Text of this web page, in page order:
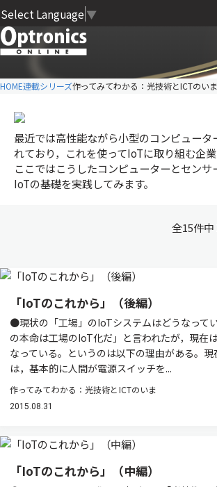
Select Language ▼
HOME連載シリーズ作ってみてわかる：光技術とICTのいま
最近では高性能ながら小型のコンピュータ
れており，これを使ってIoTに取り組む企業
ここではこうしたコンピューターとセンサ
IoTの基礎を実践してみます。
全15件中
「IoTのこれから」（後編）
●現状の「工場」のIoTシステムはどうなって
の本命は工場のIoT化だ」と言われたが，現在
なっている。というのは以下の理由がある。
は，基本的に人間が電源スイッチを...
作ってみてわかる：光技術とICTのいま
2015.08.31
「IoTのこれから」（中編）